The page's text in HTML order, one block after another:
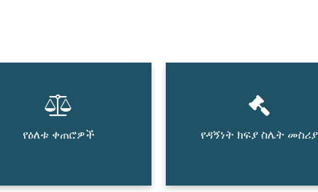
የዕለቱ ቀጠሮዎች የዳኝነት ክፍያ ስሌት መስሪያ